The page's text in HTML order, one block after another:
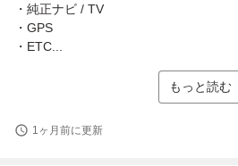
・純正ナビ / TV
・GPS
・ETC...
もっと読む
1ヶ月前に更新